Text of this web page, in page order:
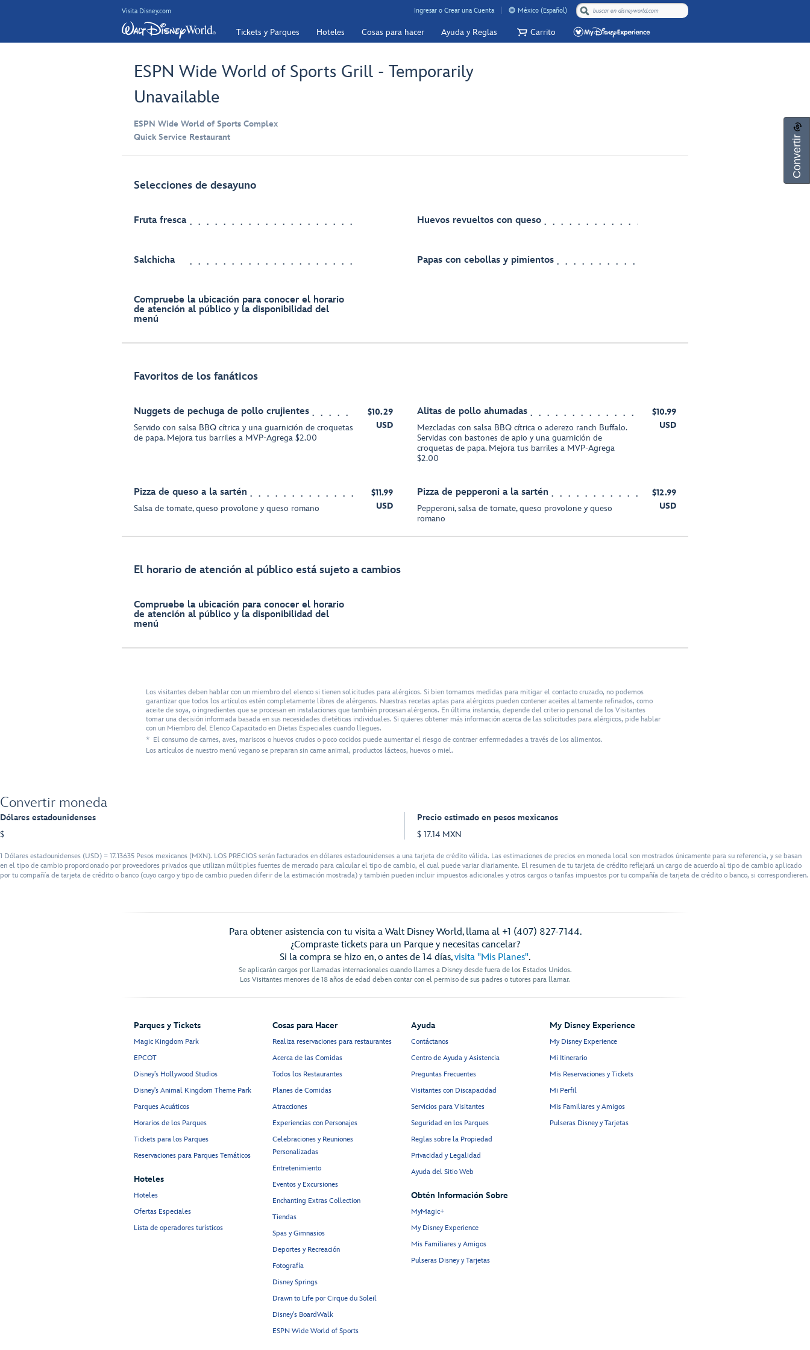
Visita Disney.com Ingresar o Crear una Cuenta México (Español)
Tickets y Parques Hoteles Cosas para hacer Ayuda y Reglas Carrito
ESPN Wide World of Sports Grill - Temporarily
Unavailable
ESPN Wide World of Sports Complex
Quick Service Restaurant
Selecciones de desayuno
Fruta fresca Huevos revueltos con queso
Salchicha Papas con cebollas y pimientos
Compruebe la ubicación para conocer el horario
de atención al público y la disponibilidad del
menú
Favoritos de los fanáticos
Nuggets de pechuga de pollo crujientes
Servido con salsa BBQ cítrica y una guarnición de croquetas
de papa. Mejora tus barriles a MVP-Agrega $2.00
$10.29
USD
Alitas de pollo ahumadas
Mezcladas con salsa BBQ cítrica o aderezo ranch Buffalo.
Servidas con bastones de apio y una guarnición de
croquetas de papa. Mejora tus barriles a MVP-Agrega
$2.00
$10.99
USD
Pizza de queso a la sartén
Salsa de tomate, queso provolone y queso romano
$11.99
USD
Pizza de pepperoni a la sartén
Pepperoni, salsa de tomate, queso provolone y queso
romano
$12.99
USD
El horario de atención al público está sujeto a cambios
Compruebe la ubicación para conocer el horario
de atención al público y la disponibilidad del
menú
Los visitantes deben hablar con un miembro del elenco si tienen solicitudes para alérgicos. Si bien tomamos medidas para mitigar el contacto cruzado, no podemos
garantizar que todos los artículos estén completamente libres de alérgenos. Nuestras recetas aptas para alérgicos pueden contener aceites altamente refinados, como
aceite de soya, o ingredientes que se procesan en instalaciones que también procesan alérgenos. En última instancia, depende del criterio personal de los Visitantes
tomar una decisión informada basada en sus necesidades dietéticas individuales. Si quieres obtener más información acerca de las solicitudes para alérgicos, pide hablar
con un Miembro del Elenco Capacitado en Dietas Especiales cuando llegues.
* El consumo de carnes, aves, mariscos o huevos crudos o poco cocidos puede aumentar el riesgo de contraer enfermedades a través de los alimentos.
Los artículos de nuestro menú vegano se preparan sin carne animal, productos lácteos, huevos o miel.
Convertir
Convertir moneda
Dólares estadounidenses
$
Precio estimado en pesos mexicanos
$ 17.14 MXN
1 Dólares estadounidenses (USD) = 17.13635 Pesos mexicanos (MXN). LOS PRECIOS serán facturados en dólares estadounidenses a una tarjeta de crédito válida. Las estimaciones de precios en moneda local son mostrados únicamente para su referencia, y se basan
en el tipo de cambio proporcionado por proveedores privados que utilizan múltiples fuentes de mercado para calcular el tipo de cambio, el cual puede variar diariamente. El resumen de tu tarjeta de crédito reflejará un cargo de acuerdo al tipo de cambio aplicado
por tu compañía de tarjeta de crédito o banco (cuyo cargo y tipo de cambio pueden diferir de la estimación mostrada) y también pueden incluir impuestos adicionales y otros cargos o tarifas impuestos por tu compañía de tarjeta de crédito o banco, si correspondieren.
Para obtener asistencia con tu visita a Walt Disney World, llama al +1 (407) 827-7144.
¿Compraste tickets para un Parque y necesitas cancelar?
Si la compra se hizo en, o antes de 14 días,visita "Mis Planes".
Se aplicarán cargos por llamadas internacionales cuando llames a Disney desde fuera de los Estados Unidos.
Los Visitantes menores de 18 años de edad deben contar con el permiso de sus padres o tutores para llamar.
Parques y Tickets
Magic Kingdom Park
EPCOT
Disney’s Hollywood Studios
Disney's Animal Kingdom Theme Park
Parques Acuáticos
Horarios de los Parques
Tickets para los Parques
Reservaciones para Parques Temáticos
Hoteles
Hoteles
Ofertas Especiales
Lista de operadores turísticos
Cosas para Hacer
Realiza reservaciones para restaurantes
Acerca de las Comidas
Todos los Restaurantes
Planes de Comidas
Atracciones
Experiencias con Personajes
Celebraciones y Reuniones
Personalizadas
Entretenimiento
Eventos y Excursiones
Enchanting Extras Collection
Tiendas
Spas y Gimnasios
Deportes y Recreación
Fotografía
Disney Springs
Drawn to Life por Cirque du Soleil
Disney's BoardWalk
ESPN Wide World of Sports
Ayuda
Contáctanos
Centro de Ayuda y Asistencia
Preguntas Frecuentes
Visitantes con Discapacidad
Servicios para Visitantes
Seguridad en los Parques
Reglas sobre la Propiedad
Privacidad y Legalidad
Ayuda del Sitio Web
Obtén Información Sobre
MyMagic+
My Disney Experience
Mis Familiares y Amigos
Pulseras Disney y Tarjetas
My Disney Experience
My Disney Experience
Mi Itinerario
Mis Reservaciones y Tickets
Mi Perfil
Mis Familiares y Amigos
Pulseras Disney y Tarjetas